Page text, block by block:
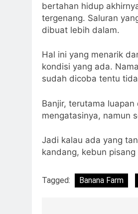
bertahan hidup
tergenang. Saluran
dibuat lebih dalam.
Hal ini yang menarik
kondisi yang ada.
sudah dicoba tentu
Banjir, terutama
mengatasinya, namun
Jadi kalau ada yang
kandang, kebun
Tagged: Banana Farm